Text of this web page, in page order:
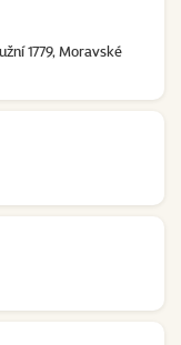
1779, Moravské